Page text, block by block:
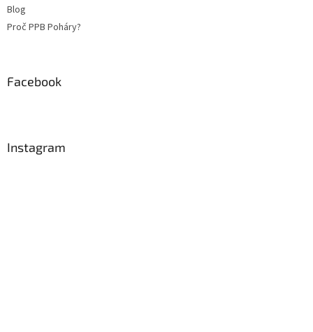
Blog
Proč PPB Poháry?
Facebook
Instagram